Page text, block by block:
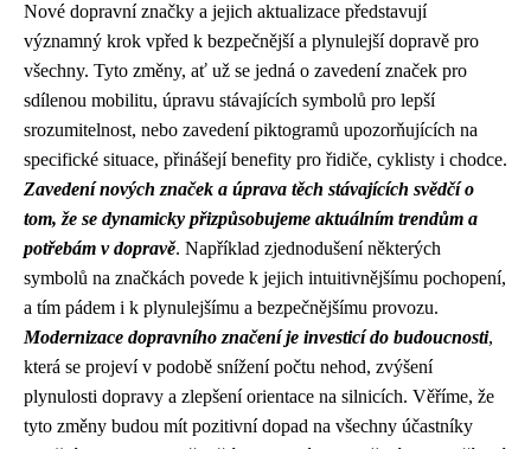
Nové dopravní značky a jejich aktualizace představují
významný krok vpřed k bezpečnější a plynulejší dopravě pro
všechny. Tyto změny, ať už se jedná o zavedení značek pro
sdílenou mobilitu, úpravu stávajících symbolů pro lepší
srozumitelnost, nebo zavedení piktogramů upozorňujících na
specifické situace, přinášejí benefity pro řidiče, cyklisty i chodce.
Zavedení nových značek a úprava těch stávajících svědčí o
tom, že se dynamicky přizpůsobujeme aktuálním trendům a
potřebám v dopravě. Například zjednodušení některých
symbolů na značkách povede k jejich intuitivnějšímu pochopení,
a tím pádem i k plynulejšímu a bezpečnějšímu provozu.
Modernizace dopravního značení je investicí do budoucnosti,
která se projeví v podobě snížení počtu nehod, zvýšení
plynulosti dopravy a zlepšení orientace na silnicích. Věříme, že
tyto změny budou mít pozitivní dopad na všechny účastníky